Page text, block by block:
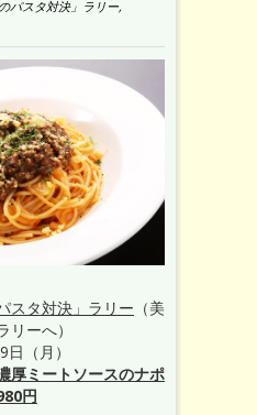
パスタ対決」ラリー,
スタ対決」ラリー （美
ーへ）
（月）
厚ミートソースのナポ
円